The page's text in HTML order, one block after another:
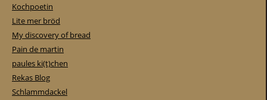
Kochpoetin
Lite mer bröd
My discovery of bread
Pain de martin
paules ki(t)chen
Rekas Blog
Schlammdackel